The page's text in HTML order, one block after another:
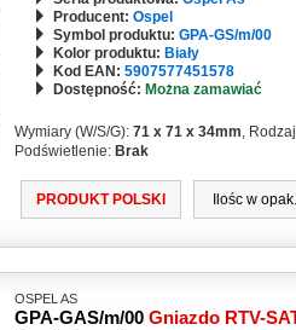
Producent: Ospel
Symbol produktu: GPA-GS/m/00
Kolor produktu: Biały
Kod EAN: 5907577451578
Dostępność: Można zamawiać
Wymiary (W/S/G): 71 x 71 x 34mm,
Podświetlenie: Brak
PRODUKT POLSKI Ilośc w
OSPEL AS
GPA-GAS/m/00 Gniazdo RTV-